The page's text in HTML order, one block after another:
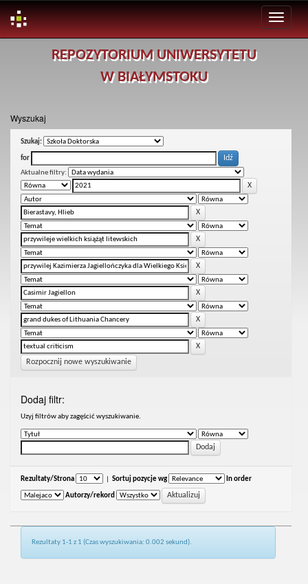
REPOZYTORIUM UNIWERSYTETU
W BIAŁYMSTOKU
Wyszukaj
Szukaj:
for
Aktualne filtry:
Rozpocznij nowe wyszukiwanie
Dodaj filtr:
Uzyj filtrów aby zagęścić wyszukiwanie.
Rezultaty/Strona Sortuj pozycje wg In order
Autorzy/rekord
Rezultaty 1-1 z 1 (Czas wyszukiwania: 0.002 sekund).